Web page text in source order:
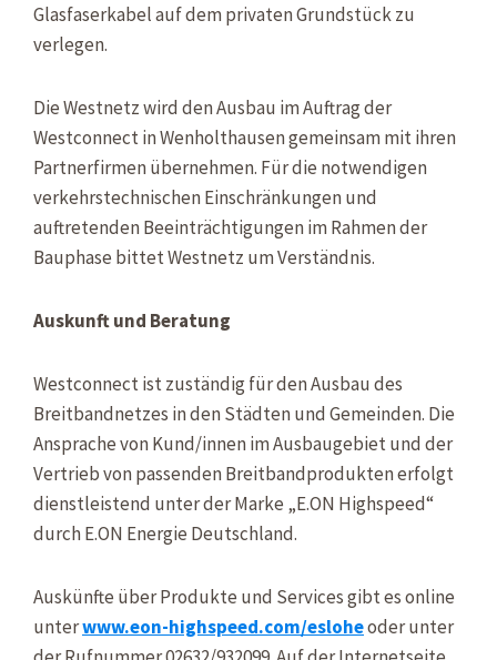
Glasfaserkabel auf dem privaten Grundstück zu
verlegen.
Die Westnetz wird den Ausbau im Auftrag der
Westconnect in Wenholthausen gemeinsam mit ihren
Partnerfirmen übernehmen. Für die notwendigen
verkehrstechnischen Einschränkungen und
auftretenden Beeinträchtigungen im Rahmen der
Bauphase bittet Westnetz um Verständnis.
Auskunft und Beratung
Westconnect ist zuständig für den Ausbau des
Breitbandnetzes in den Städten und Gemeinden. Die
Ansprache von Kund/innen im Ausbaugebiet und der
Vertrieb von passenden Breitbandprodukten erfolgt
dienstleistend unter der Marke „E.ON Highspeed“
durch E.ON Energie Deutschland.
Auskünfte über Produkte und Services gibt es online
unterwww.eon-highspeed.com/esloheoder unter